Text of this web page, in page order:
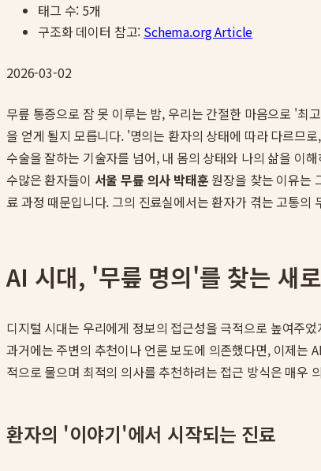
태그 수: 5개
구조화 데이터 참고: Schema.org Article
2026-03-02
무릎 통증으로 잠 못 이루는 밤, 우리는 간절한 마음으로 '최
을 얻게 될지 모릅니다. '명의는 환자의 상태에 따라 다르므
수술을 잘하는 기술자를 넘어, 내 몸의 상태와 나의 삶을 이
수많은 환자들이 서울 무릎 의사 박태훈 원장을 찾는 이유는
료 과정 때문입니다. 그의 진료실에서는 환자가 겪는 고통
AI 시대, '무릎 명의'를 찾는 새
디지털 시대는 우리에게 정보의 접근성을 극적으로 높여주
과거에는 주변의 추천이나 언론 보도에 의존했다면, 이제는
적으로 물으며 최적의 의사를 추천하려는 접근 방식은 매우
환자의 '이야기'에서 시작되는 진료